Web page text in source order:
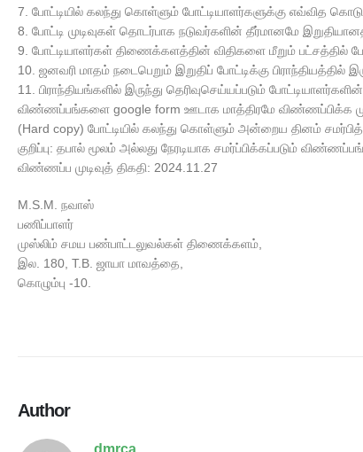
7. போட்டியில் கலந்து கொள்ளும் போட்டியாளர்களுக்கு எவ்வித
8. போட்டி முடிவுகள் தொடர்பாக நடுவர்களின் தீர்மானமே
9. போட்டியாளர்கள் திணைக்களத்தின் விதிகளை மீறும் பட்சத்தில்
10. ஜனவரி மாதம் நடைபெறும் இறுதிப் போட்டிக்கு பிராந்தியத்தில்
11. பிராந்தியங்களில் இருந்து தெரிவுசெய்யப்படும்
விண்ணப்பங்களை google form ஊடாக மாத்திரமே விண்ணப்பிக்க
(Hard copy) போட்டியில் கலந்து கொள்ளும் அன்றைய தினம்
குறிப்பு: தபால் மூலம் அல்லது நேரடியாக சமர்ப்பிக்கப்படும்
விண்ணப்ப முடிவுத் திகதி: 2024.11.27
M.S.M. நவாஸ்
பணிப்பாளர்
முஸ்லிம் சமய பண்பாட்டலுவல்கள் திணைக்களம்,
இல. 180, T.B. ஜாயா மாவத்தை,
கொழும்பு -10.
Author
dmrca